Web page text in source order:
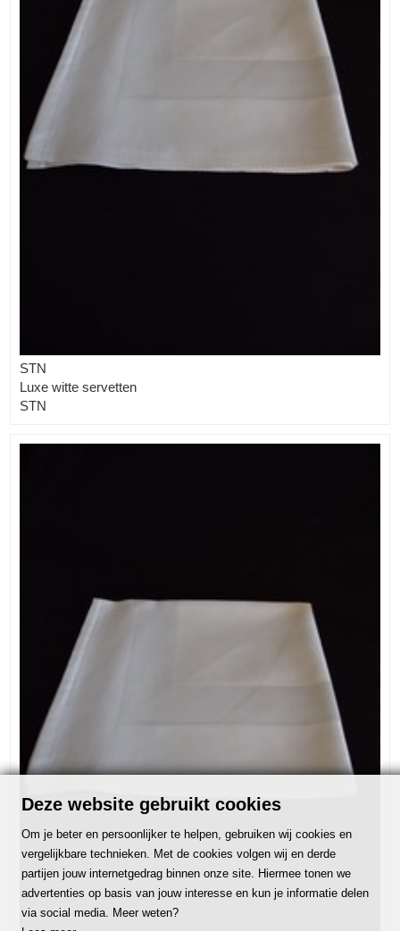
STN
Luxe witte servetten
STN
Deze website gebruikt cookies
Om je beter en persoonlijker te helpen, gebruiken wij cookies en
vergelijkbare technieken. Met de cookies volgen wij en derde
partijen jouw internetgedrag binnen onze site. Hiermee tonen we
advertenties op basis van jouw interesse en kun je informatie delen
via social media. Meer weten?